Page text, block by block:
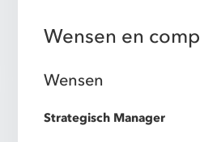
Wensen en
Wensen
Strategisch Manager